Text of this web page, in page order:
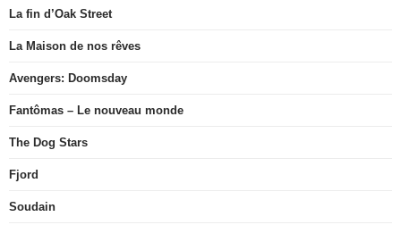
La fin d’Oak Street
La Maison de nos rêves
Avengers: Doomsday
Fantômas – Le nouveau monde
The Dog Stars
Fjord
Soudain